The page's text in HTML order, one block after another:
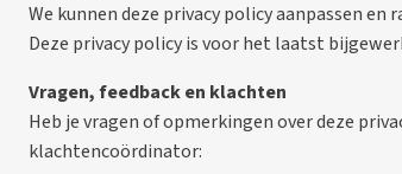
We kunnen deze privacy policy aanpassen
Deze privacy policy is voor het laatst
Vragen, feedback en klachten
Heb je vragen of opmerkingen over deze
klachtencoördinator: